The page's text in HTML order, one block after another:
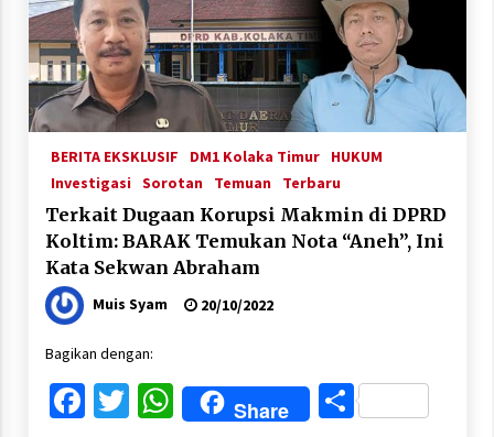
BERITA EKSKLUSIF DM1 Kolaka Timur
HUKUM
Investigasi Sorotan Temuan Terbaru
Terkait Dugaan Korupsi Makmin di DPRD
Koltim: BARAK Temukan Nota “Aneh”, Ini
Kata Sekwan Abraham
Muis Syam 20/10/2022
Bagikan dengan:
Facebook
Twitter
WhatsApp
Share Share